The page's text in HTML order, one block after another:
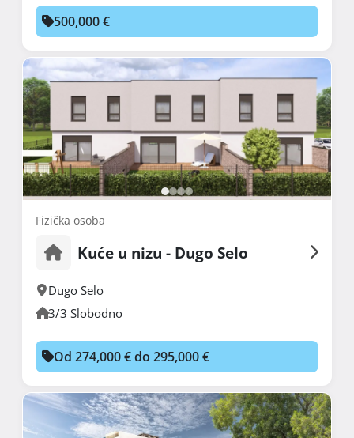
500,000 €
Fizička osoba
Kuće u nizu - Dugo Selo
Dugo Selo
3/3 Slobodno
Od 274,000 € do 295,000 €